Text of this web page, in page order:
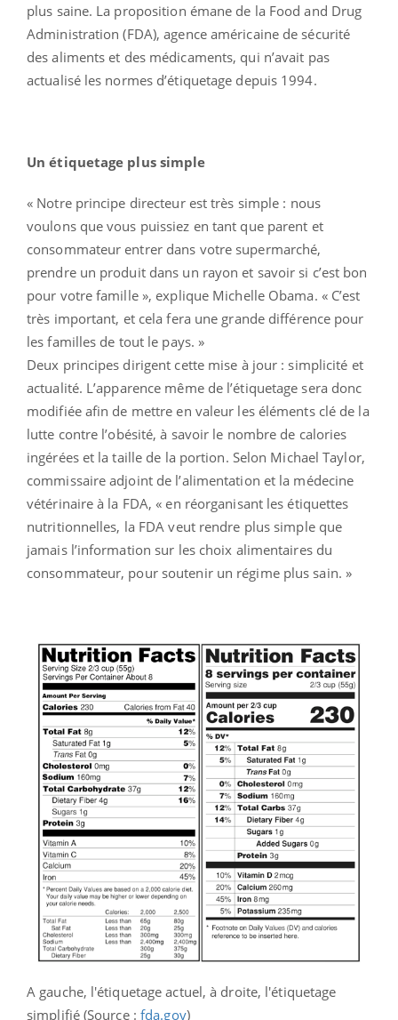
plus saine. La proposition émane de la Food and Drug
Administration (FDA), agence américaine de sécurité
des aliments et des médicaments, qui n’avait pas
actualisé les normes d’étiquetage depuis 1994.
Un étiquetage plus simple
« Notre principe directeur est très simple : nous
voulons que vous puissiez en tant que parent et
consommateur entrer dans votre supermarché,
prendre un produit dans un rayon et savoir si c’est bon
pour votre famille », explique Michelle Obama. « C’est
très important, et cela fera une grande différence pour
les familles de tout le pays. »
Deux principes dirigent cette mise à jour : simplicité et
actualité. L’apparence même de l’étiquetage sera donc
modifiée afin de mettre en valeur les éléments clé de la
lutte contre l’obésité, à savoir le nombre de calories
ingérées et la taille de la portion. Selon Michael Taylor,
commissaire adjoint de l’alimentation et la médecine
vétérinaire à la FDA, « en réorganisant les étiquettes
nutritionnelles, la FDA veut rendre plus simple que
jamais l’information sur les choix alimentaires du
consommateur, pour soutenir un régime plus sain. »
A gauche, l'étiquetage actuel, à droite, l'étiquetage
simplifié (Source : fda.gov)